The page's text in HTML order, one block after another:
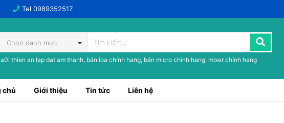
Tel 0989352517
Chọn danh mục
thien an lap dat am thanh, bán loa chính hang, bán micro chinh hang, mixer chính hang
chủ Giới thiệu Tin tức Liên hệ